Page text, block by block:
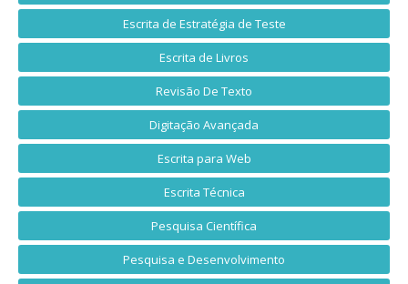
Escrita de Estratégia de Teste
Escrita de Livros
Revisão De Texto
Digitação Avançada
Escrita para Web
Escrita Técnica
Pesquisa Científica
Pesquisa e Desenvolvimento